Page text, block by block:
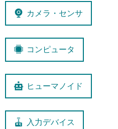
カメラ・センサ
コンピュータ
ヒューマノイド
入力デバイス